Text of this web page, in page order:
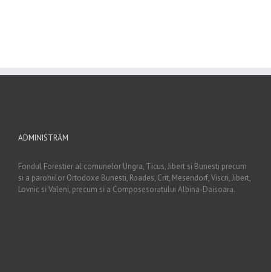
ADMINISTRĂM
Fondul Forestier al comunelor Ungra, Ticus, Jibert si Bunesti precum
si a parohiilor Ortodoxe Bunesti, Roades, Crit, Mesendorf, Viscri, Jibert,
Lovnic si Valeni, precum si a Composesoratului Albina-Daisoara.